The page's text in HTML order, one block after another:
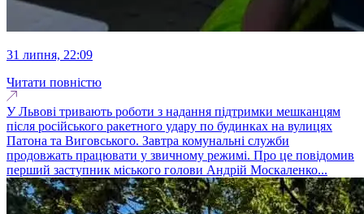
31 липня, 22:09
Читати повністю
У Львові тривають роботи з надання підтримки мешканцям
після російського ракетного удару по будинках на вулицях
Патона та Виговського. Завтра комунальні служби
продовжать працювати у звичному режимі. Про це повідомив
перший заступник міського голови Андрій Москаленко...